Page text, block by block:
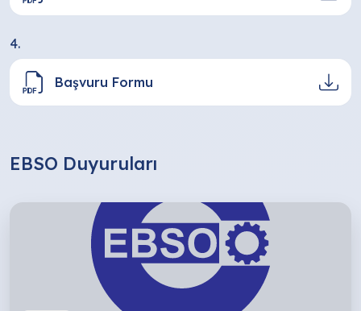
4.
Başvuru Formu
EBSO Duyuruları